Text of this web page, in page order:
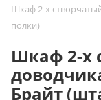
Шкаф 2-х
полки)
Шкаф 2-х
Брайт